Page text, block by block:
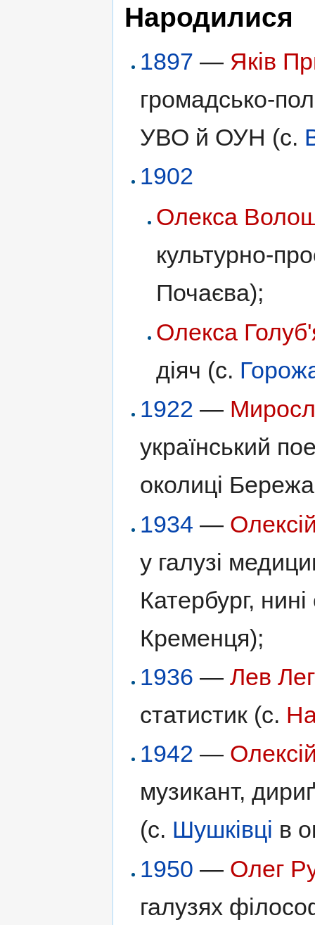
Народилися
1897 — Яків
громадсько-
УВО й ОУН (с.
1902
Олекса
культурно-
Почаєва);
Олекса
діяч (с.
1922 —
український
околиці
1934 —
у галузі
Катербург,
Кременця);
1936 —Лев
статистик (с.
1942 —
музикант,
(с. Шушківці в
1950 — Олег
галузях